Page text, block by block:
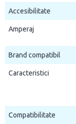
Accesibilitate
Amperaj
Brand compatibil
Caracteristici
Compatibilitate